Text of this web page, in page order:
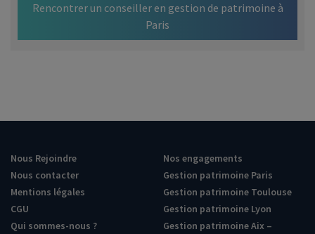
Rencontrer un conseiller en gestion de patrimoine à
Paris
Nous Rejoindre
Nous contacter
Mentions légales
CGU
Qui sommes-nous ?
Nos engagements
Gestion patrimoine Paris
Gestion patrimoine Toulouse
Gestion patrimoine Lyon
Gestion patrimoine Aix –